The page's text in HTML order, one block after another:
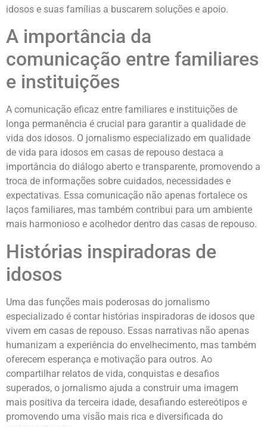
idosos e suas famílias a buscarem soluções e apoio.
A importância da
comunicação entre familiares
e instituições
A comunicação eficaz entre familiares e instituições de
longa permanência é crucial para garantir a qualidade de
vida dos idosos. O jornalismo especializado em qualidade
de vida para idosos em casas de repouso destaca a
importância do diálogo aberto e transparente, promovendo a
troca de informações sobre cuidados, necessidades e
expectativas. Essa comunicação não apenas fortalece os
laços familiares, mas também contribui para um ambiente
mais harmonioso e acolhedor dentro das casas de repouso.
Histórias inspiradoras de
idosos
Uma das funções mais poderosas do jornalismo
especializado é contar histórias inspiradoras de idosos que
vivem em casas de repouso. Essas narrativas não apenas
humanizam a experiência do envelhecimento, mas também
oferecem esperança e motivação para outros. Ao
compartilhar relatos de vida, conquistas e desafios
superados, o jornalismo ajuda a construir uma imagem
mais positiva da terceira idade, desafiando estereótipos e
promovendo uma visão mais rica e diversificada do